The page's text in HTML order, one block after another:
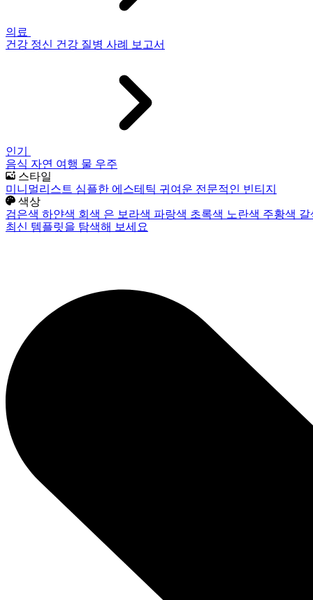
의료
건강 정신 건강 질병 사례 보고서
인기
음식 자연 여행 물 우주
스타일
미니멀리스트 심플한 에스테틱 귀여운 전문적인 빈티지
색상
검은색 하얀색 회색 은 보라색 파랑색 초록색 노란색 주황색
최신 템플릿을 탐색해 보세요